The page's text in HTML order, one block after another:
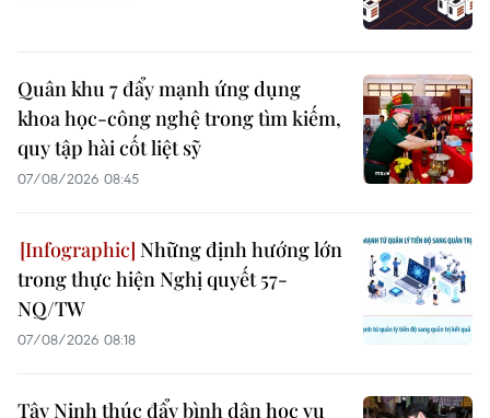
Quân khu 7 đẩy mạnh ứng dụng
khoa học-công nghệ trong tìm kiếm,
quy tập hài cốt liệt sỹ
07/08/2026 08:45
Những định hướng lớn
trong thực hiện Nghị quyết 57-
NQ/TW
07/08/2026 08:18
Tây Ninh thúc đẩy bình dân học vụ